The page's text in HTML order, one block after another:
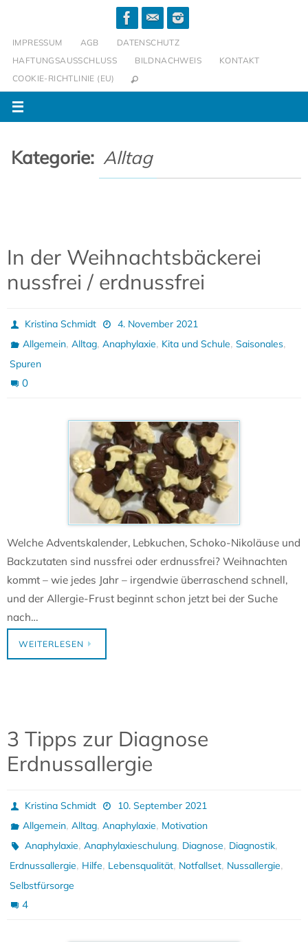
springen
IMPRESSUM AGB
DATENSCHUTZ
HAFTUNGSAUSSCHLUSS
BILDNACHWEIS
KONTAKT
COOKIE-RICHTLINIE (EU)
Kategorie: Alltag
In der Weihnachtsbäckerei
nussfrei / erdnussfrei
Kristina Schmidt
4. November 2021
Allgemein,Alltag,Anaphylaxie, Kita und Schule,Saisonales,
Spuren
0
Welche Adventskalender, Lebkuchen, Schoko-Nikoläuse und
Backzutaten sind nussfrei oder erdnussfrei? Weihnachten
kommt – wie jedes Jahr – irgendwie überraschend schnell,
und der Allergie-Frust beginnt schon jetzt bei der Suche
nach…
WEITERLESEN
3 Tipps zur Diagnose
Erdnussallergie
Kristina Schmidt
10. September 2021
Allgemein,Alltag,Anaphylaxie, Motivation
Anaphylaxie,Anaphylaxieschulung, Diagnose, Diagnostik,
Erdnussallergie, Hilfe, Lebensqualität, Notfallset, Nussallergie,
Selbstfürsorge
4